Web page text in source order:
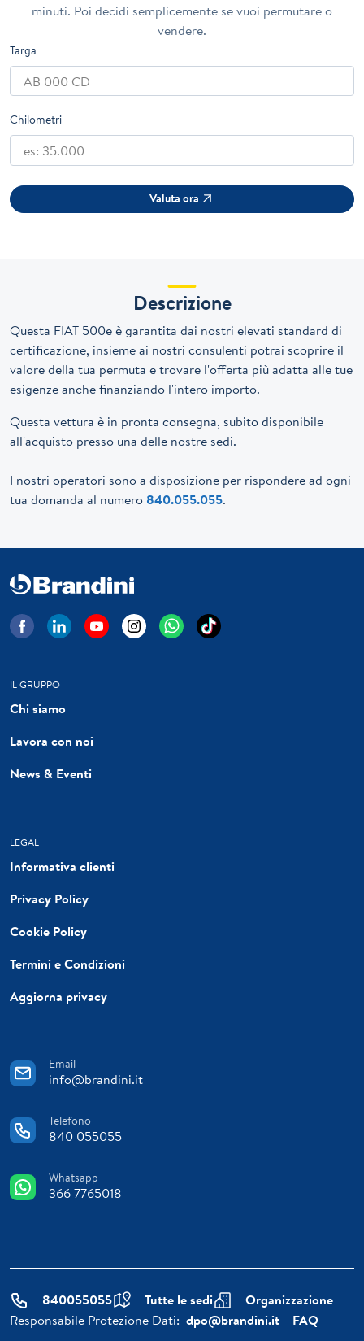
minuti. Poi decidi semplicemente se vuoi permutare o
vendere.
Targa
Chilometri
Valuta ora
Descrizione
Questa FIAT 500e è garantita dai nostri elevati standard di
certificazione, insieme ai nostri consulenti potrai scoprire il
valore della tua permuta e trovare l'offerta più adatta alle tue
esigenze anche finanziando l'intero importo.
Questa vettura è in pronta consegna, subito disponibile
all'acquisto presso una delle nostre sedi.
I nostri operatori sono a disposizione per rispondere ad ogni
tua domanda al numero 840.055.055.
IL GRUPPO
Chi siamo
Lavora con noi
News & Eventi
LEGAL
Informativa clienti
Privacy Policy
Cookie Policy
Termini e Condizioni
Aggiorna privacy
Email
info@brandini.it
Telefono
840 055055
Whatsapp
366 7765018
840055055 Tutte le sedi
Organizzazione
Responsabile Protezione Dati: dpo@brandini.it FAQ